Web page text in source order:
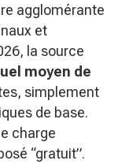
agglomérante
et
la source
moyen de
simplement
de base.
charge
“gratuit”.